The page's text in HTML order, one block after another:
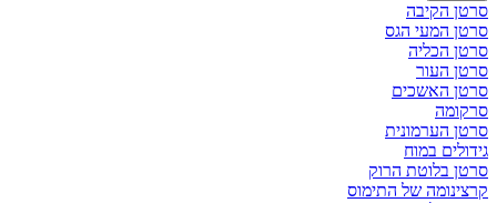
סרטן הקיבה
סרטן המעי הגס
סרטן הכליה
סרטן העור
סרטן האשכים
סרקומה
סרטן הערמונית
גידולים במוח
סרטן בלוטת הרוק
קרצינומה של התימוס